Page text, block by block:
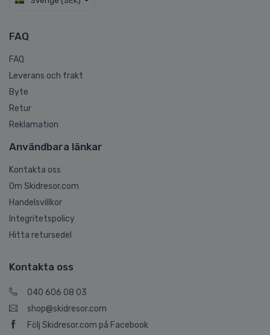
FAQ
FAQ
Leverans och frakt
Byte
Retur
Reklamation
Användbara länkar
Kontakta oss
Om Skidresor.com
Handelsvillkor
Integritetspolicy
Hitta retursedel
Kontakta oss
040 606 08 03
shop@skidresor.com
Följ Skidresor.com på Facebook